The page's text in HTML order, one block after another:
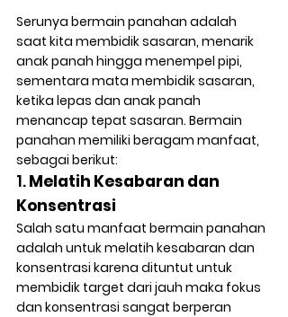
Serunya bermain panahan adalah
saat kita membidik sasaran, menarik
anak panah hingga menempel pipi,
semen­tara mata membidik sasaran,
ketika lepas dan anak panah
menancap tepat sasaran. Bermain
panahan memiliki beragam manfaat,
sebagai berikut:
1. Melatih Kesabaran dan
Konsentrasi
Salah satu manfaat bermain panahan
adalah untuk melatih kesabaran dan
konsentrasi karena dituntut untuk
membidik target dari jauh maka fokus
dan konsentrasi sangat berperan